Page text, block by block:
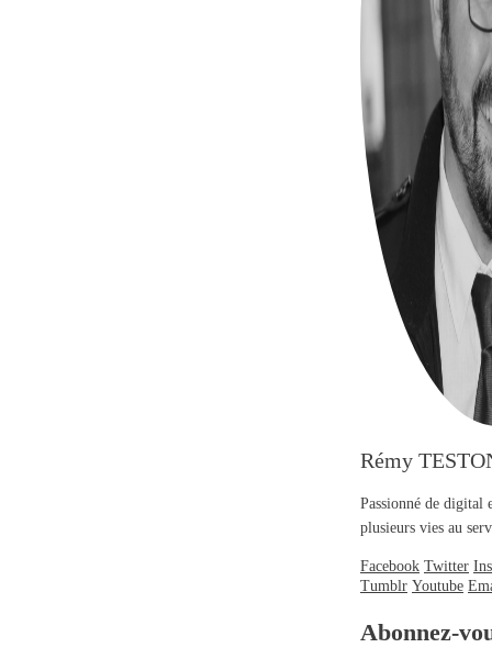
Rémy
Passionné de digital
plusieurs vies au
Facebook Twitter
Tumblr Youtube
Abonnez-